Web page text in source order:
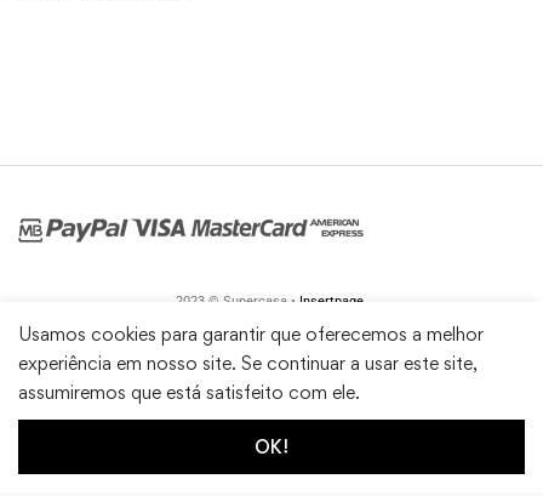
2023 © Supercasa • Insertpage
Usamos cookies para garantir que oferecemos a melhor
experiência em nosso site. Se continuar a usar este site,
assumiremos que está satisfeito com ele.
OK!
1